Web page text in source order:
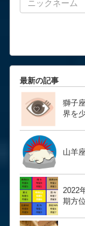
最新の記事
獅子
界を
山羊
2022
期方